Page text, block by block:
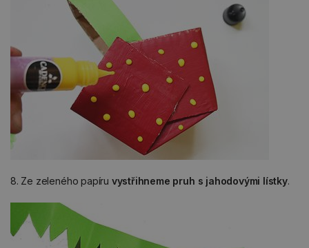
8. Ze zeleného papíru vystřihneme pruh s jahodovými lístky.